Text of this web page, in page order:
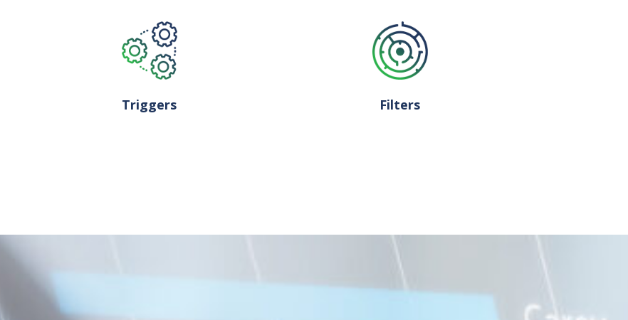
Triggers Filters